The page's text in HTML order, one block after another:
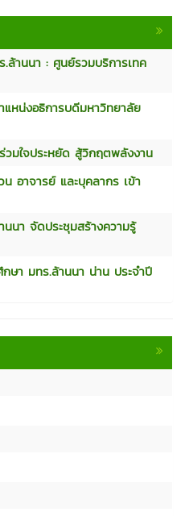
ล้านนา : ศูนย์รวมบริการเทค
หน่งอธิการบดีมหาวิทยาลัย
มใจประหยัด สู้วิกฤตพลังงาน
อาจารย์ และบุคลากร เข้า
นา จัดประชุมสร้างความรู้
ษา มทร.ล้านนา น่าน ประจำปี